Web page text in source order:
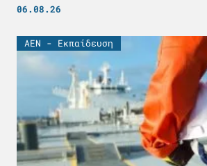
06.08.26
ΑΕΝ - Εκπαίδευση